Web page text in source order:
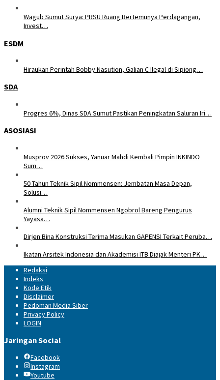
Wagub Sumut Surya: PRSU Ruang Bertemunya Perdagangan,
Invest…
ESDM
Hiraukan Perintah Bobby Nasution, Galian C Ilegal di Sipiong…
SDA
Progres 6%, Dinas SDA Sumut Pastikan Peningkatan Saluran Iri…
ASOSIASI
Musprov 2026 Sukses, Yanuar Mahdi Kembali Pimpin INKINDO
Sum…
50 Tahun Teknik Sipil Nommensen: Jembatan Masa Depan,
Solusi…
Alumni Teknik Sipil Nommensen Ngobrol Bareng Pengurus
Yayasa…
Dirjen Bina Konstruksi Terima Masukan GAPENSI Terkait Peruba…
Ikatan Arsitek Indonesia dan Akademisi ITB Diajak Menteri PK…
Redaksi
Indeks
Kode Etik
Disclaimer
Pedoman Media Siber
Privacy Policy
LOGIN
Jaringan Social
Facebook
Instagram
Youtube